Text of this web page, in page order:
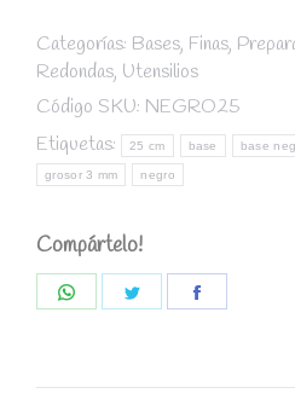
Negro
diámetro
25
cm
/
3
mm
quantity
Categorías: Bases, Finas,
Redondas, Utensilios
Código SKU: NEGRO25
Etiquetas:
25 cm base base
grosor 3 mm negro
Compártelo!